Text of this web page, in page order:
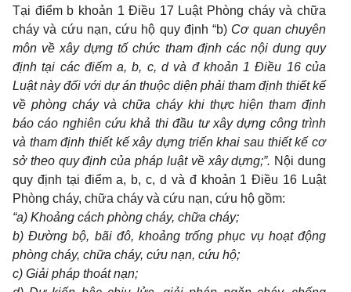
Tại điểm b khoản 1 Điều 17 Luật Phòng cháy và chữa
cháy và cứu nạn, cứu hộ quy định “b) Cơ quan chuyên
môn về xây dựng tố chức tham định các nội dung quy
định tại các điếm a, b, c, d và đ khoản 1 Điều 16 của
Luật này đối với dự án thuộc diện phải tham định thiết kế
về phòng cháy và chữa cháy khi thực hiện tham định
báo cáo nghiên cứu khả thi đầu tư xây dựng công trình
và tham định thiết kế xây dựng triến khai sau thiết kế cơ
sở theo quy định của pháp luật về xây dựng;”. Nội dung
quy định tại điểm a, b, c, d và đ khoản 1 Điều 16 Luật
Phòng cháy, chữa cháy và cứu nạn, cứu hộ gồm:
“a) Khoảng cách phòng cháy, chữa cháy;
b)Đường bộ, bãi đô, khoảng trống phục vụ hoạt động
phòng cháy, chữa cháy, cứu nạn, cứu hộ;
c) Giải pháp thoát nạn;